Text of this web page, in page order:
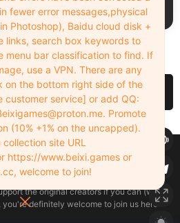
2天前
请先登录
- All Rights Freedom！
支持一下原创作者（我们绝对支持），当然
这里我们也绝对欢迎！
the original creators if you can (we
definitely welcome to join us here!
fewer error messages,physical
Photoshop), Baidu cloud disk +
links, search box keywords to
menu bar classification to find. If
use a VPN. There are any
on the bottom right side of the
customer service] or add QQ:
. Promote
(10% +1% on the uncapped).
site URL
https://www.beixi.games or
welcome to join!